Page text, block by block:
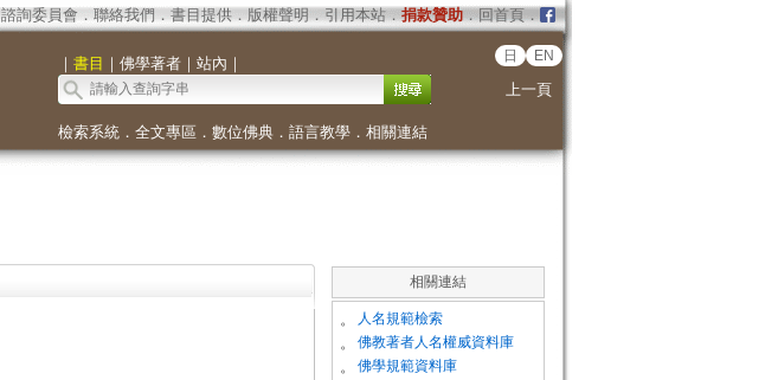
諮詢委員會． 聯絡我們 ． 書目提供． 版權聲明 ． 引用本站． 捐款贊助．回首頁．
｜ 書目 ｜ 佛學著者｜ 站內 ｜ 日 EN
上一頁
檢索系統． 全文專區 ． 數位佛典． 語言教學． 相關連結
相關連結
。 人名規範檢索
。 佛教著者人名權威資料庫
。 佛學規範資料庫